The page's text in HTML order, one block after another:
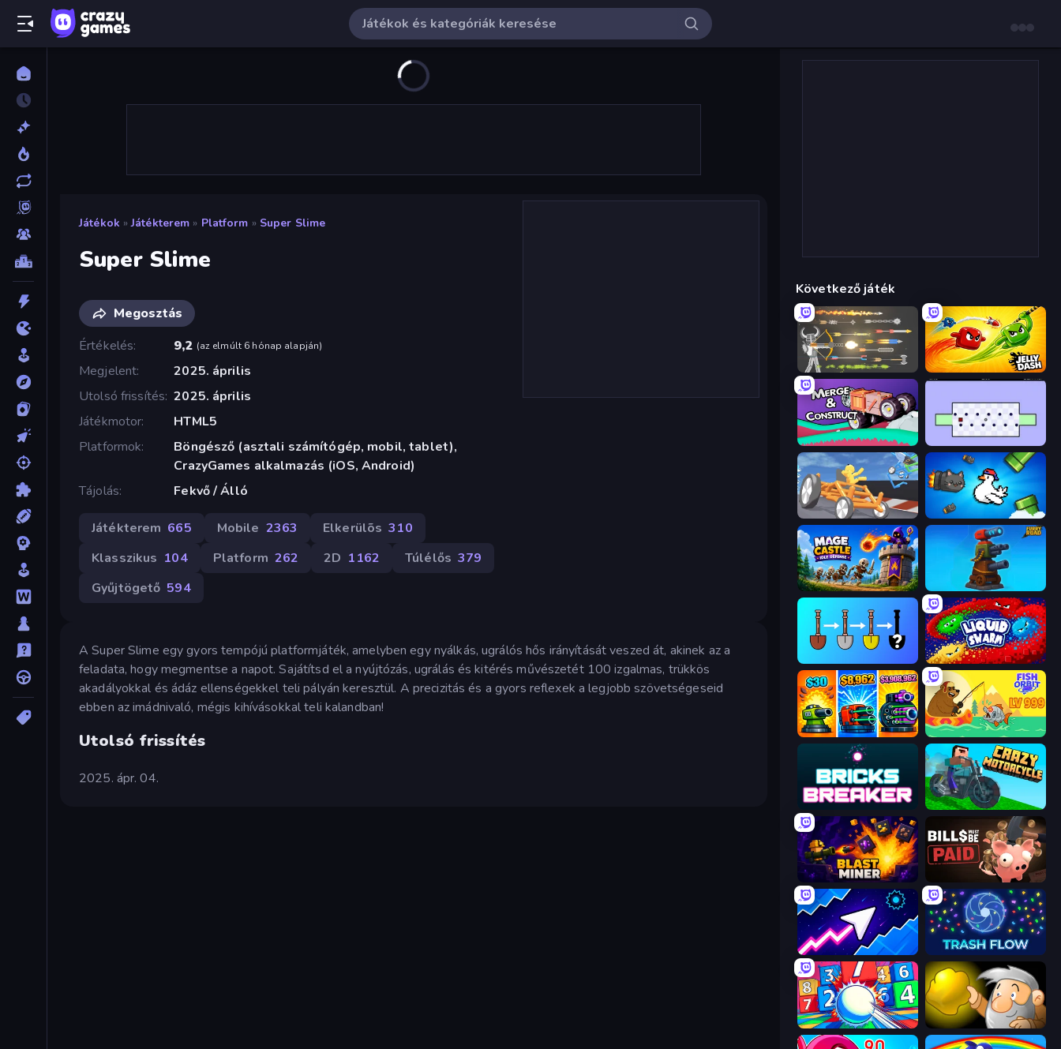
Játékok » Játékterem » Platform » Super Slime
Super Slime
Megosztás
Értékelés
9,2 (az elmúlt 6 hónap alapján)
Megjelent
2025. április
Utolsó frissítés 2025. április
Játékmotor
HTML5
Platformok
Böngésző (asztali számítógép, mobil, tablet),
CrazyGames alkalmazás (iOS, Android)
Tájolás
Fekvő / Álló
Játékterem 665 Mobile 2363 Elkerülõs 310
Klasszikus 104 Platform 262 2D 1162 Túlélős 379
Gyűjtögető 594
A Super Slime egy gyors tempójú platformjáték, amelyben egy nyálkás, ugrálós hős irányítását veszed át, akinek az a
feladata, hogy megmentse a napot. Sajátítsd el a nyújtózás, ugrálás és kitérés művészetét 100 izgalmas, trükkös
akadályokkal és ádáz ellenségekkel teli pályán keresztül. A precizitás és a gyors reflexek a legjobb szövetségeseid
ebben az imádnivaló, mégis kihívásokkal teli kalandban!
Utolsó frissítés
2025. ápr. 04.
Következő játék
Ragdoll Archers Jelly Dash
Merge & Construct World's Hardest Game
Draw Crash Race Honk
Mage Castle Idle Defense Furry Road
Liquid Swarm
Pumpkin Defense: Merge Cannon Fish Orbit
Bricks Breaker Crazy Motorcycle
Blast Miner Bills Must Be Paid
Space Waves Trash Flow
Entropy Gold Miner